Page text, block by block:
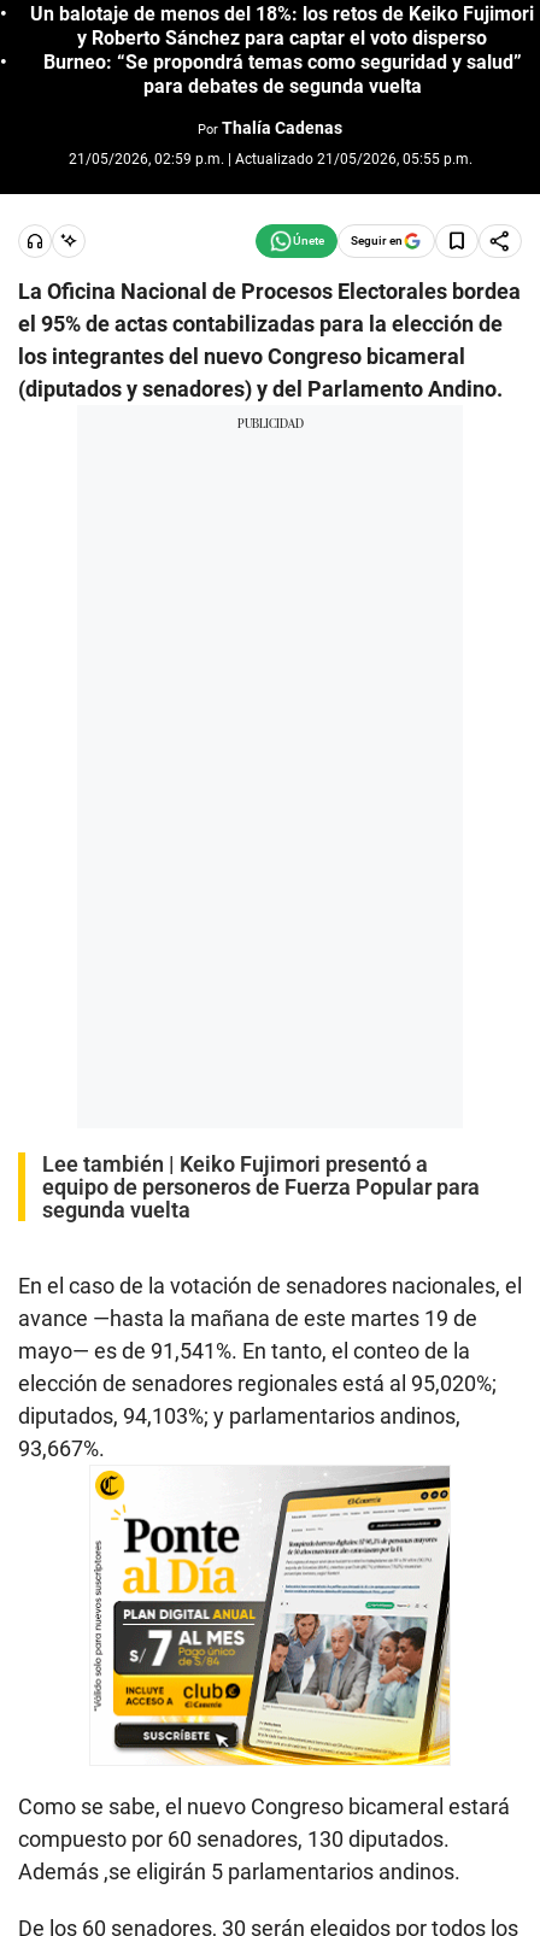
Un balotaje de menos del 18%: los retos de Keiko Fujimori
y Roberto Sánchez para captar el voto disperso
Burneo: “Se propondrá temas como seguridad y salud”
para debates de segunda vuelta
Por Thalía Cadenas
21/05/2026, 02:59 p.m. | Actualizado 21/05/2026, 05:55 p.m.
Seguir en
La Oficina Nacional de Procesos Electorales bordea
el 95% de actas contabilizadas para la elección de
los integrantes del nuevo Congreso bicameral
(diputados y senadores) y del Parlamento Andino.
Lee también | Keiko Fujimori presentó a
equipo de personeros de Fuerza Popular para
segunda vuelta
En el caso de la votación de senadores nacionales, el
avance —hasta la mañana de este martes 19 de
mayo— es de 91,541%. En tanto, el conteo de la
elección de senadores regionales está al 95,020%;
diputados, 94,103%; y parlamentarios andinos,
93,667%.
Como se sabe, el nuevo Congreso bicameral estará
compuesto por 60 senadores, 130 diputados.
Además ,se eligirán 5 parlamentarios andinos.
De los 60 senadores, 30 serán elegidos por todos los